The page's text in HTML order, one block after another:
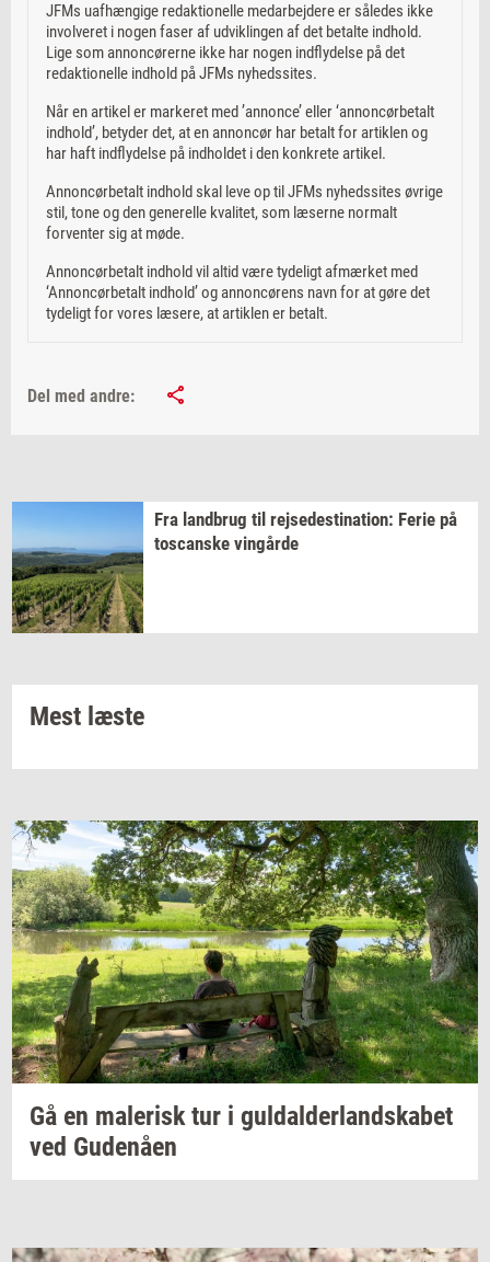
JFMs uafhængige redaktionelle medarbejdere er således ikke
involveret i nogen faser af udviklingen af det betalte indhold.
Lige som annoncørerne ikke har nogen indflydelse på det
redaktionelle indhold på JFMs nyhedssites.
Når en artikel er markeret med ’annonce’ eller ‘annoncørbetalt
indhold’, betyder det, at en annoncør har betalt for artiklen og
har haft indflydelse på indholdet i den konkrete artikel.
Annoncørbetalt indhold skal leve op til JFMs nyhedssites øvrige
stil, tone og den generelle kvalitet, som læserne normalt
forventer sig at møde.
Annoncørbetalt indhold vil altid være tydeligt afmærket med
‘Annoncørbetalt indhold’ og annoncørens navn for at gøre det
tydeligt for vores læsere, at artiklen er betalt.
Del med andre:
Fra land­brug til rej­se­desti­na­tion: Ferie på
toscan­ske vin­går­de
Mest læste
Gå en ma­le­risktur i gul­dal­der­land­ska­bet
ved Gu­denå­en